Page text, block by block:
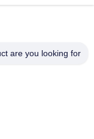
فئات
التصنيع
are you looking for?